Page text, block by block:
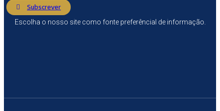
Subscrever
Escolha o nosso site como fonte preferêncial de informação.